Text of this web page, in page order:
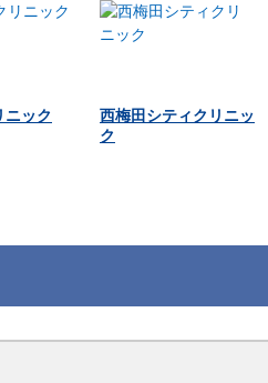
ニック
西梅田シティクリニッ
ク